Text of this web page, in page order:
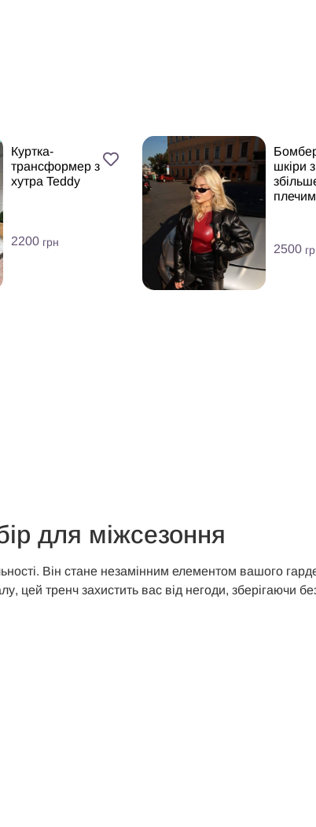
Куртка-
трансформер з
хутра Teddy
2200 грн
шкіри
2500
для міжсезоння
Він стане незамінним елементом вашого
цей тренч захистить вас від негоди, зберігаючи